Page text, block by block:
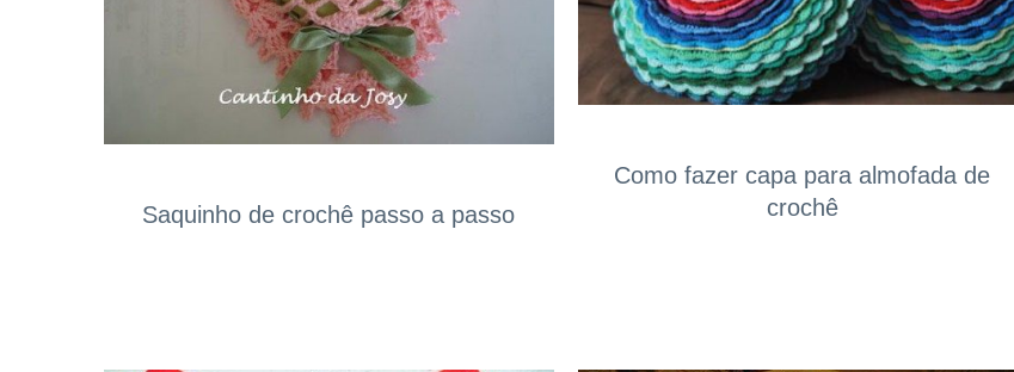
Saquinho de crochê passo a passo
Como fazer capa para almofada de
crochê